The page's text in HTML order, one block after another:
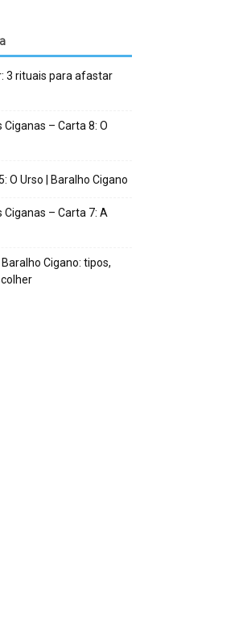
3 rituais para afastar
– Carta 8: O
O Urso | Baralho Cigano
– Carta 7: A
Cigano: tipos,